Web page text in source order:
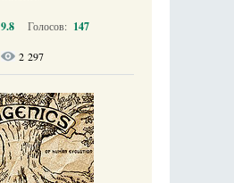
9.8 Голосов: 147
2 297